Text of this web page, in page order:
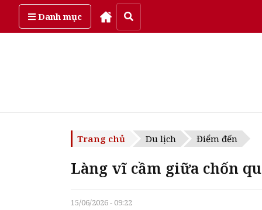
Danh mụcThứ năm, ngày 6/08/2026
Trang chủ Du lịch Điểm đến
Làng vĩ cầm giữa chốn
15/06/2026 - 09:22